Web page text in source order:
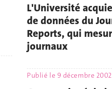
L'Université
de données du
Reports, qui
journaux
Publié le 9 décembre 2002